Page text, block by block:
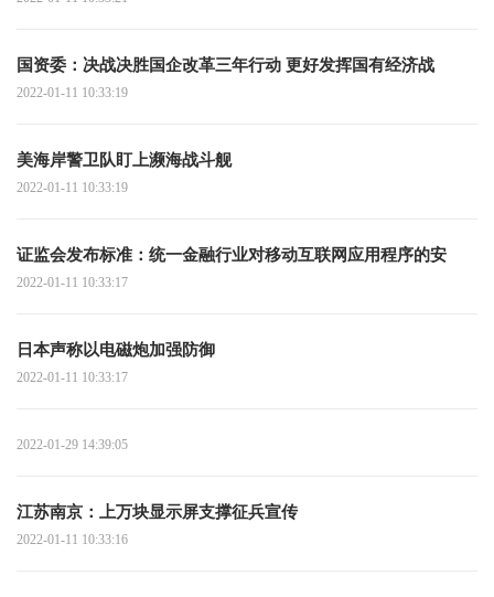
国资委：决战决胜国企改革三年行动 更好发挥国有经济战
2022-01-11 10:33:19
美海岸警卫队盯上濒海战斗舰
2022-01-11 10:33:19
证监会发布标准：统一金融行业对移动互联网应用程序的安
2022-01-11 10:33:17
日本声称以电磁炮加强防御
2022-01-11 10:33:17
2022-01-29 14:39:05
江苏南京：上万块显示屏支撑征兵宣传
2022-01-11 10:33:16